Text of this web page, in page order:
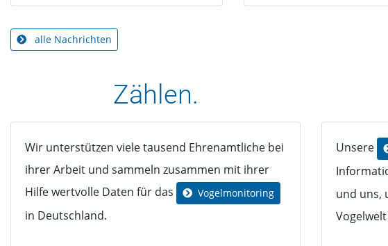
alle Nachrichten
Zählen.
Wir unterstützen viele tausend Ehrenamtliche bei
ihrer Arbeit und sammeln zusammen mit ihrer
Hilfe wertvolle Daten für das
Vogelmonitoring
in Deutschland.
Unsere
und uns,